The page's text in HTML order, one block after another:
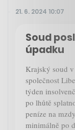
21. 6. 2024 10:07
Soud
úpadku
Krajský soud
společnost
týden
po lhůtě
peníze na
minimálně po